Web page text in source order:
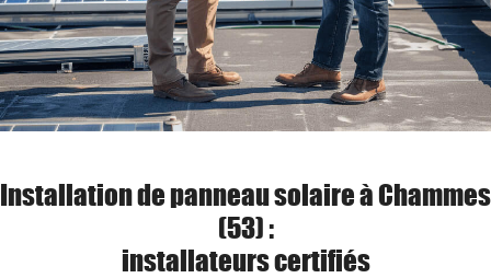
Installation de panneau solaire à Chammes
(53) :
installateurs certifiés